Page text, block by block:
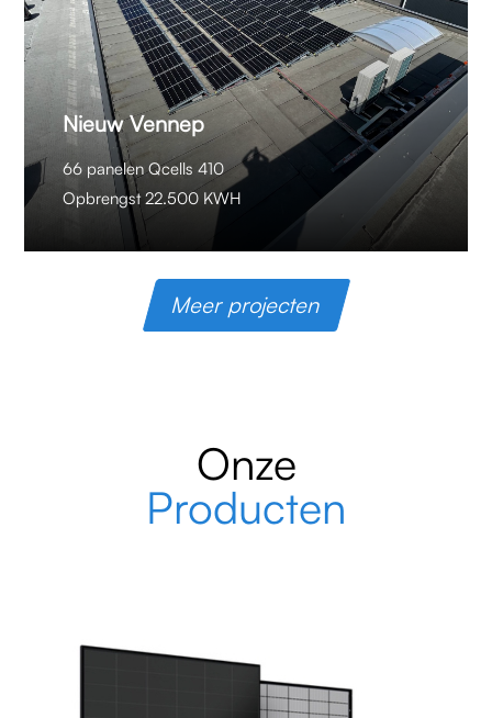
Nieuw Vennep
66 panelen Qcells 410
Opbrengst 22.500 KWH
Meer projecten
Onze
Producten